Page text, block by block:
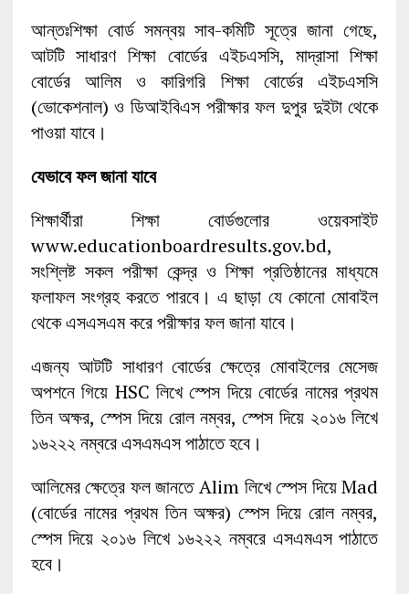
আন্তঃশিক্ষা বোর্ড সমন্বয় সাব-কমিটি সূত্রে জানা গেছে,
আটটি সাধারণ শিক্ষা বোর্ডের এইচএসসি, মাদ্রাসা শিক্ষা
বোর্ডের আলিম ও কারিগরি শিক্ষা বোর্ডের এইচএসসি
(ভোকেশনাল) ও ডিআইবিএস পরীক্ষার ফল দুপুর দুইটা থেকে
পাওয়া যাবে।
যেভাবে ফল জানা যাবে
শিক্ষার্থীরা শিক্ষা বোর্ডগুলোর ওয়েবসাইট
www.educationboardresults.gov.bd,
সংশ্লিষ্ট সকল পরীক্ষা কেন্দ্র ও শিক্ষা প্রতিষ্ঠানের মাধ্যমে
ফলাফল সংগ্রহ করতে পারবে। এ ছাড়া যে কোনো মোবাইল
থেকে এসএসএম করে পরীক্ষার ফল জানা যাবে।
এজন্য আটটি সাধারণ বোর্ডের ক্ষেত্রে মোবাইলের মেসেজ
অপশনে গিয়ে HSC লিখে স্পেস দিয়ে বোর্ডের নামের প্রথম
তিন অক্ষর, স্পেস দিয়ে রোল নম্বর, স্পেস দিয়ে ২০১৬ লিখে
১৬২২২ নম্বরে এসএমএস পাঠাতে হবে।
আলিমের ক্ষেত্রে ফল জানতে Alim লিখে স্পেস দিয়ে Mad
(বোর্ডের নামের প্রথম তিন অক্ষর) স্পেস দিয়ে রোল নম্বর,
স্পেস দিয়ে ২০১৬ লিখে ১৬২২২ নম্বরে এসএমএস পাঠাতে
হবে।